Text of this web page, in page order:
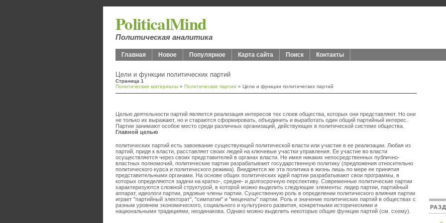
PoliticalMind
Политическая аналитика
Главная Новое Популярное Карта сайта Поиск Контакты
Цели и функции политических партий
Страница 1
Политические материалы » Политические партии » Цели и функции политических партий
Целью деятельности партий является реализация интересов тех слоев общества, которых они представляют. Но они
не только их выражают, но и стараются сформировать, объединить и выработать один общий партийный интерес.
Партии занимают особое место среди различных организаций, действующих в политической системе общества.
Главной целью
политических партий есть завоевание существующей политической власти или участие в ее реализации. Любая из
партий, придя к власти, расставляет своих людей на ключевые участки управления. Ее участие во власти
осуществляется через своих представителей в органах власти. Не имея никаких непосредственных публично-
властных полномочий, политические партии разрабатывают государственную политику (предложения относительно
политического курса и политического режима). Внедряется же эта политика в жизнь лишь по мере ее принятия
представительными органами. На основе общих политических идей партии разрабатывают свои программы, в
которых определяются задачи на кратко-, средне- и долгосрочную перспективу. Современные политические партии
характеризуются сложной структурой, в которой можно выделить следующие элементы: лидер партии, партийный
аппарат, идеологи партии, рядовые члены партии. Существенную роль в определении политического влияния партии
играет "партийный электорат", "симпатии" и "меценаты" партии. Роль и значение политических партий в обществах с
разным уровнем экономического, социального и культурного развития, конкретными историческими и
национальными традициями, неодинакова. Однако можно выделить некоторые общие функции партий (см. схему).